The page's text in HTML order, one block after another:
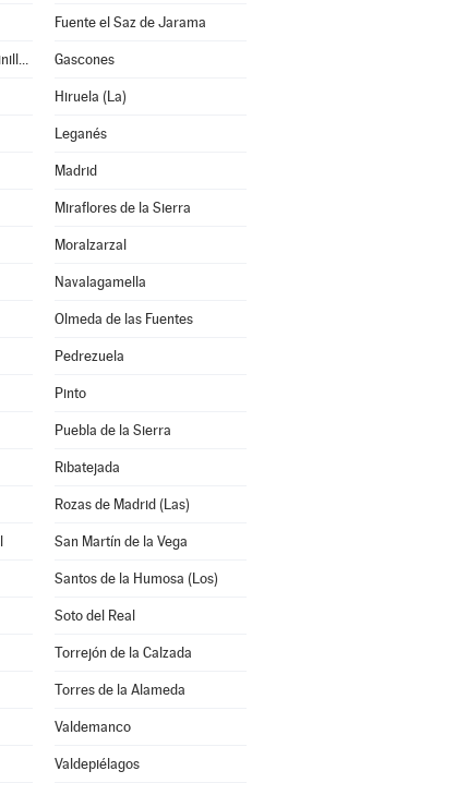
Fuente el Saz de Jarama
Gargantilla del Lozoya y Pinilla de Buitrago Gascones
Hiruela (La)
Leganés
Madrid
Miraflores de la Sierra
Moralzarzal
Navalagamella
Olmeda de las Fuentes
Pedrezuela
Pinto
Puebla de la Sierra
Ribatejada
Rozas de Madrid (Las)
San Martín de la Vega
Santos de la Humosa (Los)
Soto del Real
Torrejón de la Calzada
Torres de la Alameda
Valdemanco
Valdepiélagos